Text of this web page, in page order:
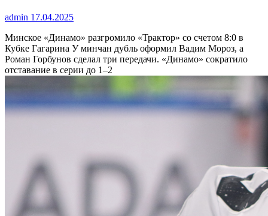
admin 17.04.2025
Минское «Динамо» разгромило «Трактор» со счетом 8:0 в
Кубке Гагарина У минчан дубль оформил Вадим Мороз, а
Роман Горбунов сделал три передачи. «Динамо» сократило
отставание в серии до 1–2